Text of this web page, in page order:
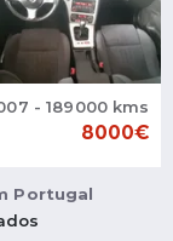
- 189000 kms
8000€
Portugal